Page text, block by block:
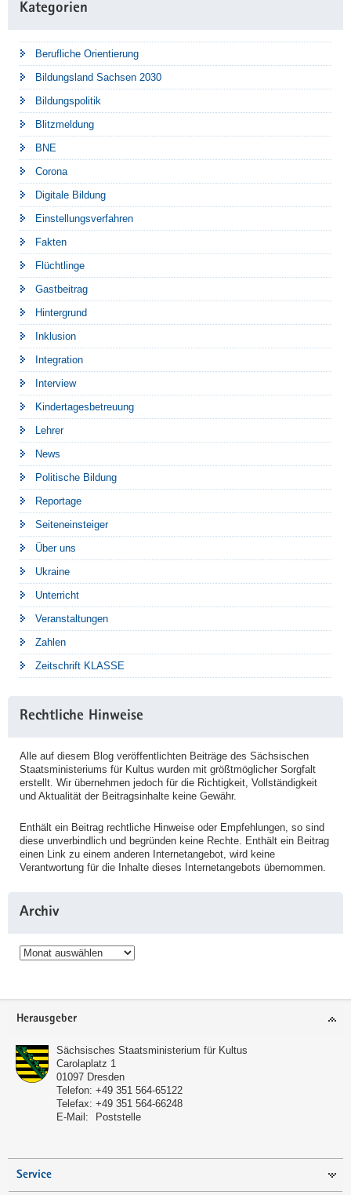
Kategorien
Berufliche Orientierung
Bildungsland Sachsen 2030
Bildungspolitik
Blitzmeldung
BNE
Corona
Digitale Bildung
Einstellungsverfahren
Fakten
Flüchtlinge
Gastbeitrag
Hintergrund
Inklusion
Integration
Interview
Kindertagesbetreuung
Lehrer
News
Politische Bildung
Reportage
Seiteneinsteiger
Über uns
Ukraine
Unterricht
Veranstaltungen
Zahlen
Zeitschrift KLASSE
Rechtliche Hinweise
Alle auf diesem Blog veröffentlichten Beiträge des Sächsischen
Staatsministeriums für Kultus wurden mit größtmöglicher Sorgfalt
erstellt. Wir übernehmen jedoch für die Richtigkeit, Vollständigkeit
und Aktualität der Beitragsinhalte keine Gewähr.
Enthält ein Beitrag rechtliche Hinweise oder Empfehlungen, so sind
diese unverbindlich und begründen keine Rechte. Enthält ein Beitrag
einen Link zu einem anderen Internetangebot, wird keine
Verantwortung für die Inhalte dieses Internetangebots übernommen.
Archiv
Archiv
Service
Herausgeber
Sächsisches Staatsministerium für Kultus
Carolaplatz 1
01097 Dresden
Telefon: +49 351 564-65122
Telefax: +49 351 564-66248
E-Mail:
Poststelle
Service